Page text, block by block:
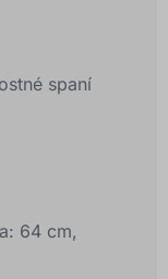
spaní
64 cm,